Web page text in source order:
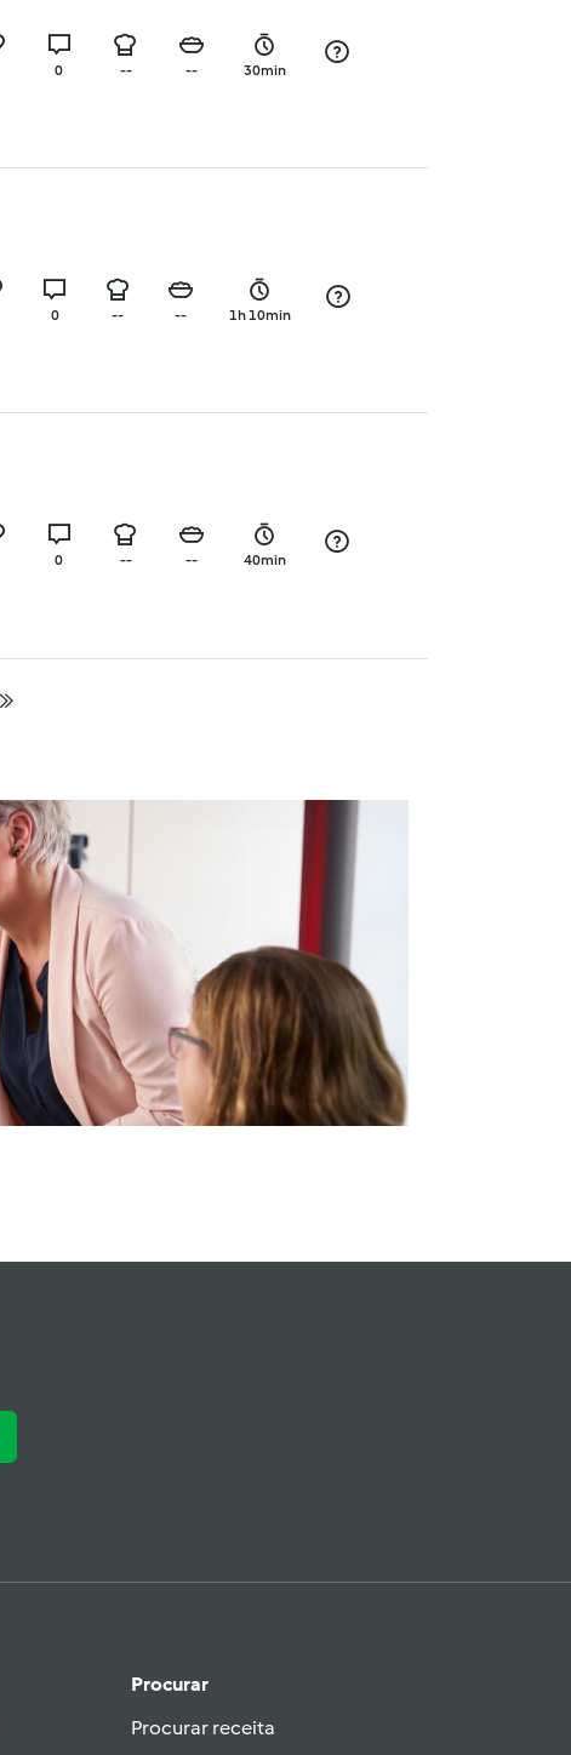
0 -- -- 30min
0 -- -- 1h 10min
0 -- -- 40min
Procurar
Procurar receita